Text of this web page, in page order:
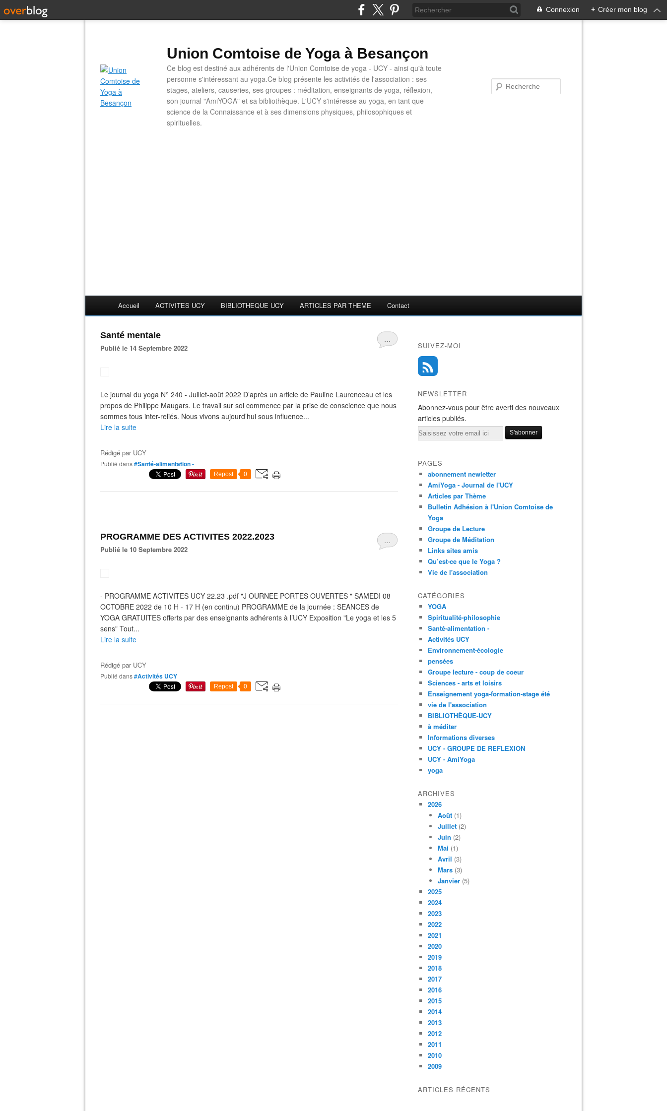
Connexion + Créer mon blog
Union Comtoise de Yoga à Besançon
Ce blog est destiné aux adhérents de l'Union Comtoise de yoga - UCY - ainsi qu'à toute
personne s'intéressant au yoga.Ce blog présente les activités de l'association : ses
stages, ateliers, causeries, ses groupes : méditation, enseignants de yoga, réflexion,
son journal "AmiYOGA" et sa bibliothèque. L'UCY s'intéresse au yoga, en tant que
science de la Connaissance et à ses dimensions physiques, philosophiques et
spirituelles.
Accueil ACTIVITES UCY BIBLIOTHEQUE UCY ARTICLES PAR THEME Contact
…
Santé mentale
Publié le 14 Septembre 2022
Le journal du yoga N° 240 - Juillet-août 2022 D’après un article de Pauline Laurenceau et les
propos de Philippe Maugars. Le travail sur soi commence par la prise de conscience que nous
sommes tous inter-reliés. Nous vivons aujourd’hui sous influence...
Lire la suite
Rédigé par UCY
Publié dans#Santé-alimentation -
Repost 0
…
PROGRAMME DES ACTIVITES 2022.2023
Publié le 10 Septembre 2022
- PROGRAMME ACTIVITES UCY 22.23 .pdf "J OURNEE PORTES OUVERTES " SAMEDI 08
OCTOBRE 2022 de 10 H - 17 H (en continu) PROGRAMME de la journée : SEANCES de
YOGA GRATUITES offerts par des enseignants adhérents à l’UCY Exposition "Le yoga et les 5
sens" Tout...
Lire la suite
Rédigé par UCY
Publié dans#Activités UCY
Repost 0
SUIVEZ-MOI
NEWSLETTER
Abonnez-vous pour être averti des nouveaux
articles publiés.
Email
PAGES
abonnement newletter
AmiYoga - Journal de l'UCY
Articles par Thème
Bulletin Adhésion à l'Union Comtoise de
Yoga
Groupe de Lecture
Groupe de Méditation
Links sites amis
Qu’est-ce que le Yoga ?
Vie de l'association
CATÉGORIES
YOGA
Spiritualité-philosophie
Santé-alimentation -
Activités UCY
Environnement-écologie
pensées
Groupe lecture - coup de coeur
Sciences - arts et loisirs
Enseignement yoga-formation-stage été
vie de l'association
BIBLIOTHÈQUE-UCY
à méditer
Informations diverses
UCY - GROUPE DE REFLEXION
UCY - AmiYoga
yoga
ARCHIVES
2026
Août (1)
Juillet (2)
Juin (2)
Mai (1)
Avril (3)
Mars (3)
Janvier (5)
2025
2024
2023
2022
2021
2020
2019
2018
2017
2016
2015
2014
2013
2012
2011
2010
2009
ARTICLES RÉCENTS